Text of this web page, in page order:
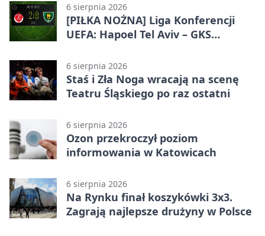
6 sierpnia 2026
[PIŁKA NOŻNA] Liga Konferencji
UEFA: Hapoel Tel Aviv – GKS
rundy kwalifikacyjnej
6 sierpnia 2026
Staś i Zła Noga wracają na scenę
Teatru Śląskiego po raz ostatni
6 sierpnia 2026
Ozon przekroczył poziom
informowania w Katowicach
6 sierpnia 2026
Na Rynku finał koszykówki 3x3.
Zagrają najlepsze drużyny w Polsce